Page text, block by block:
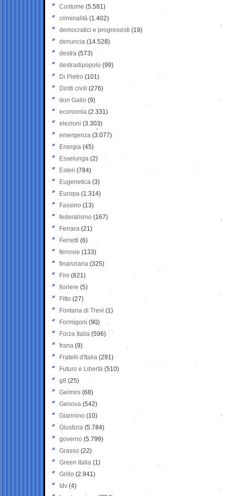
Costume (5.581)
criminalità (1.402)
democratici e progressisti (19)
denuncia (14.528)
destra (573)
destradipopolo (99)
Di Pietro (101)
Diritti civili (276)
don Gallo (9)
economia (2.331)
elezioni (3.303)
emergenza (3.077)
Energia (45)
Esselunga (2)
Esteri (784)
Eugenetica (3)
Europa (1.314)
Fassino (13)
federalismo (167)
Ferrara (21)
Ferretti (6)
ferrovie (133)
finanziaria (325)
Fini (821)
fioriere (5)
Fitto (27)
Fontana di Trevi (1)
Formigoni (90)
Forza Italia (596)
frana (9)
Fratelli d'Italia (291)
Futuro e Libertà (510)
g8 (25)
Gelmini (68)
Genova (542)
Giannino (10)
Giustizia (5.784)
governo (5.799)
Grasso (22)
Green Italia (1)
Grillo (2.941)
Idv (4)